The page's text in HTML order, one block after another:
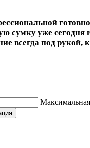
сумку уже сегодня
всегда под рукой,